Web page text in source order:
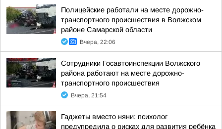
Полицейские работали на месте дорожно-
транспортного происшествия в Волжском
районе Самарской области
Вчера, 22:06
Сотрудники Госавтоинспекции Волжского
района работают на месте дорожно-
транспортного происшествия
Вчера, 21:54
Гаджеты вместо няни: психолог
предупредила о рисках для развития ребёнка